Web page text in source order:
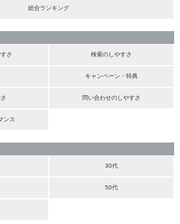
総合ランキング
さ 検索のしやすさ
キャンペーン・特典
問い合わせのしやすさ
ンス
30代
50代